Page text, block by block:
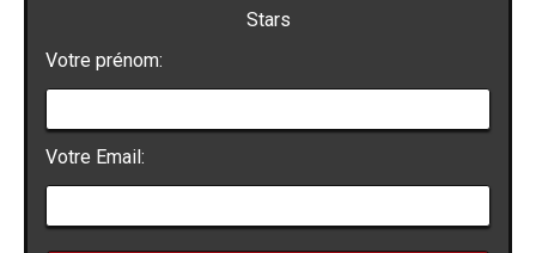
Stars
Votre prénom:
Votre Email: